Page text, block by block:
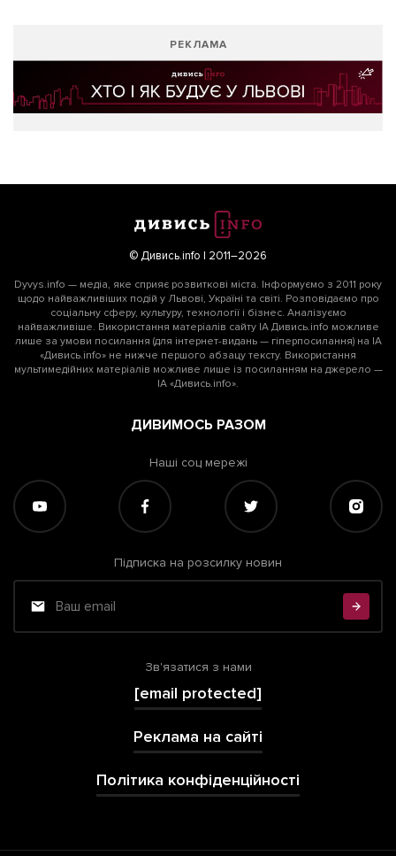
РЕКЛАМА
© Дивись.info | 2011–2026
Dyvys.info — медіа, яке сприяє розвиткові міста. Інформуємо з 2011 року
щодо найважливіших подій у Львові, Україні та світі. Розповідаємо про
соціальну сферу, культуру, технології і бізнес. Аналізуємо
найважливіше. Використання матеріалів сайту ІА Дивись.info можливе
лише за умови посилання (для інтернет-видань — гіперпосилання) на ІА
«Дивись.info» не нижче першого абзацу тексту. Використання
мультимедійних матеріалів можливе лише із посиланням на джерело —
ІА «Дивись.info».
ДИВИМОСЬ РАЗОМ
Наші соц мережі
Підписка на розсилку новин
Зв'язатися з нами
[email protected]
Реклама на сайті
Політика конфіденційності